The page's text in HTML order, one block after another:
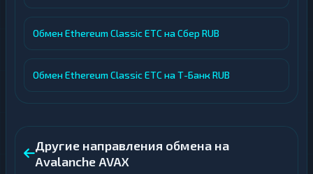
Обмен Ethereum Classic ETC на Сбер RUB
Обмен Ethereum Classic ETC на Т-Банк RUB
Другие направления обмена на
Avalanche AVAX